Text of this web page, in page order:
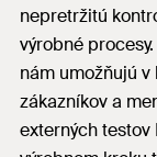
nepretržitú
výrobné
nám umožňujú
zákazníkov a
externých testov